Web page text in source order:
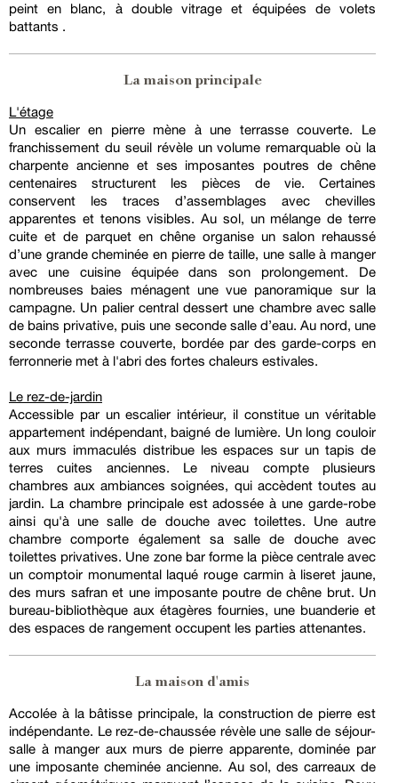
peint en blanc, à double vitrage et équipées de volets
battants .
La maison principale
L'étage
Un escalier en pierre mène à une terrasse couverte. Le
franchissement du seuil révèle un volume remarquable où la
charpente ancienne et ses imposantes poutres de chêne
centenaires structurent les pièces de vie. Certaines
conservent les traces d’assemblages avec chevilles
apparentes et tenons visibles. Au sol, un mélange de terre
cuite et de parquet en chêne organise un salon rehaussé
d’une grande cheminée en pierre de taille, une salle à manger
avec une cuisine équipée dans son prolongement. De
nombreuses baies ménagent une vue panoramique sur la
campagne. Un palier central dessert une chambre avec salle
de bains privative, puis une seconde salle d’eau. Au nord, une
seconde terrasse couverte, bordée par des garde-corps en
ferronnerie met à l'abri des fortes chaleurs estivales.
Le rez-de-jardin
Accessible par un escalier intérieur, il constitue un véritable
appartement indépendant, baigné de lumière. Un long couloir
aux murs immaculés distribue les espaces sur un tapis de
terres cuites anciennes. Le niveau compte plusieurs
chambres aux ambiances soignées, qui accèdent toutes au
jardin. La chambre principale est adossée à une garde-robe
ainsi qu'à une salle de douche avec toilettes. Une autre
chambre comporte également sa salle de douche avec
toilettes privatives. Une zone bar forme la pièce centrale avec
un comptoir monumental laqué rouge carmin à liseret jaune,
des murs safran et une imposante poutre de chêne brut. Un
bureau-bibliothèque aux étagères fournies, une buanderie et
des espaces de rangement occupent les parties attenantes.
La maison d'amis
Accolée à la bâtisse principale, la construction de pierre est
indépendante. Le rez-de-chaussée révèle une salle de séjour-
salle à manger aux murs de pierre apparente, dominée par
une imposante cheminée ancienne. Au sol, des carreaux de